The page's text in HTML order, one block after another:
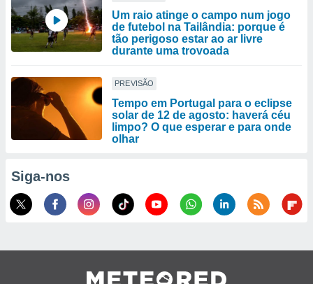
Um raio atinge o campo num jogo
de futebol na Tailândia: porque é
tão perigoso estar ao ar livre
durante uma trovoada
PREVISÃO
Tempo em Portugal para o eclipse
solar de 12 de agosto: haverá céu
limpo? O que esperar e para onde
olhar
Siga-nos